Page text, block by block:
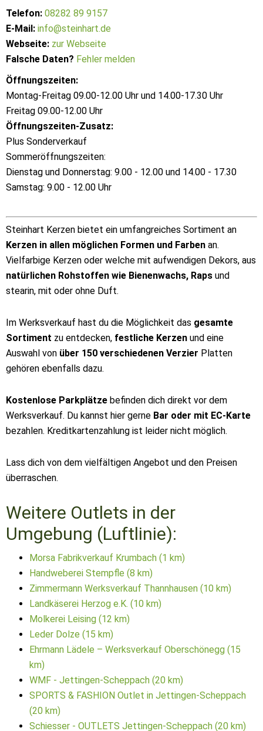
Telefon: 08282 89 9157
E-Mail: info@steinhart.de
Webseite: zur Webseite
Falsche Daten? Fehler melden
Öffnungszeiten:
Montag-Freitag 09.00-12.00 Uhr und 14.00-17.30 Uhr
Freitag 09.00-12.00 Uhr
Öffnungszeiten-Zusatz:
Plus Sonderverkauf
Sommeröffnungszeiten:
Dienstag und Donnerstag: 9.00 - 12.00 und 14.00 - 17.30
Samstag: 9.00 - 12.00 Uhr
Steinhart Kerzen bietet ein umfangreiches Sortiment an
Kerzen in allen möglichen Formen und Farben an.
Vielfarbige Kerzen oder welche mit aufwendigen Dekors, aus
natürlichen Rohstoffen wie Bienenwachs, Raps und
stearin, mit oder ohne Duft.
Im Werksverkauf hast du die Möglichkeit das gesamte
Sortiment zu entdecken, festliche Kerzen und eine
Auswahl von über 150 verschiedenen Verzier Platten
gehören ebenfalls dazu.
Kostenlose Parkplätze befinden dich direkt vor dem
Werksverkauf. Du kannst hier gerne Bar oder mit EC-Karte
bezahlen. Kreditkartenzahlung ist leider nicht möglich.
Lass dich von dem vielfältigen Angebot und den Preisen
überraschen.
Weitere Outlets in der
Umgebung (Luftlinie):
Morsa Fabrikverkauf Krumbach (1 km)
Handweberei Stempfle (8 km)
Zimmermann Werksverkauf Thannhausen (10 km)
Landkäserei Herzog e.K. (10 km)
Molkerei Leising (12 km)
Leder Dolze (15 km)
Ehrmann Lädele – Werksverkauf Oberschönegg (15
km)
WMF - Jettingen-Scheppach (20 km)
SPORTS & FASHION Outlet in Jettingen-Scheppach
(20 km)
Schiesser - OUTLETS Jettingen-Scheppach (20 km)